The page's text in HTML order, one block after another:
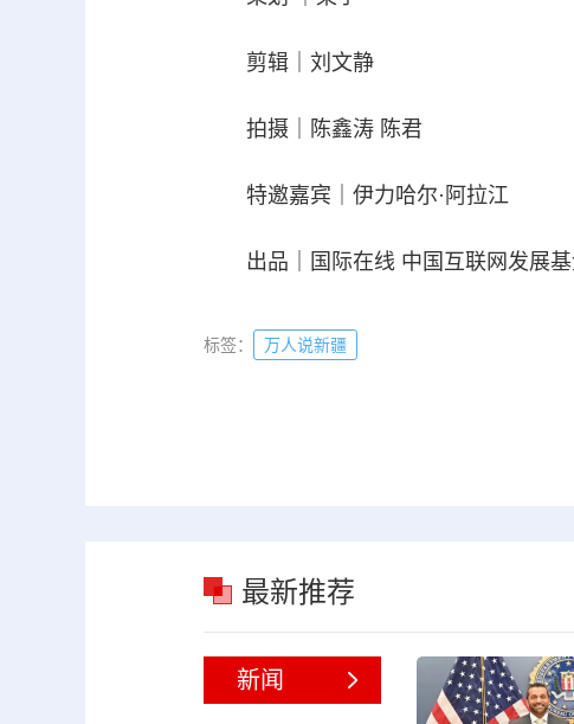
剪辑｜刘文静
拍摄｜陈鑫涛 陈君
特邀嘉宾｜伊力哈尔·阿拉江
出品｜国际在线 中国互联网发展基
标签： 万人说新疆
最新推荐
新闻